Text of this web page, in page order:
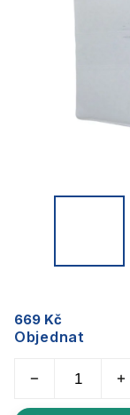
669 Kč
Objednat